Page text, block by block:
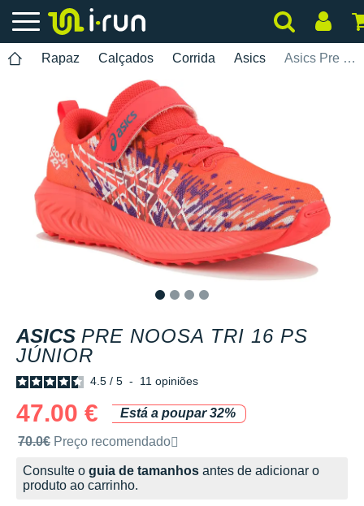
Rapaz Calçados Corrida Asics Asics Pre Noosa Tri 16 PS Júnior
ASICS PRE NOOSA TRI 16 PS
JÚNIOR
4.5 / 5 - 11 opiniões
47.00 €
Está a poupar 32%
Preço de venda recomendado pela marca
70.0€ Preço recomendado
Consulte o guia de tamanhos antes de adicionar o
produto ao carrinho.